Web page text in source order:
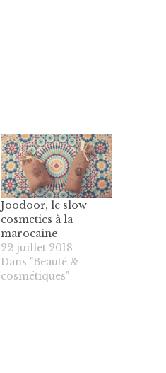
Joodoor, le slow
cosmetics à la
marocaine
22 juillet 2018
Dans "Beauté &
cosmétiques"